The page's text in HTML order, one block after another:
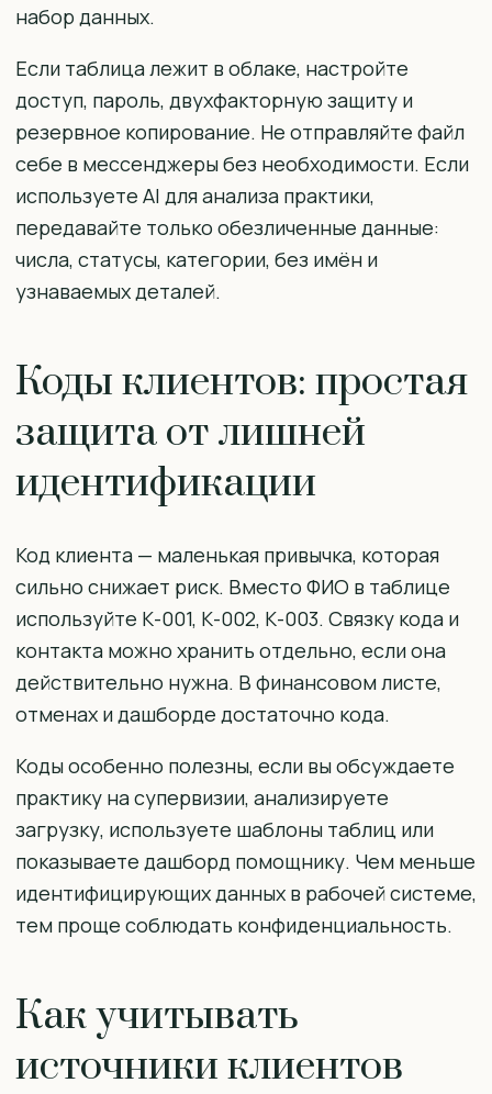
набор данных.
Если таблица лежит в облаке, настройте
доступ, пароль, двухфакторную защиту и
резервное копирование. Не отправляйте файл
себе в мессенджеры без необходимости. Если
используете AI для анализа практики,
передавайте только обезличенные данные:
числа, статусы, категории, без имён и
узнаваемых деталей.
Коды клиентов: простая
защита от лишней
идентификации
Код клиента — маленькая привычка, которая
сильно снижает риск. Вместо ФИО в таблице
используйте К-001, К-002, К-003. Связку кода и
контакта можно хранить отдельно, если она
действительно нужна. В финансовом листе,
отменах и дашборде достаточно кода.
Коды особенно полезны, если вы обсуждаете
практику на супервизии, анализируете
загрузку, используете шаблоны таблиц или
показываете дашборд помощнику. Чем меньше
идентифицирующих данных в рабочей системе,
тем проще соблюдать конфиденциальность.
Как учитывать
источники клиентов